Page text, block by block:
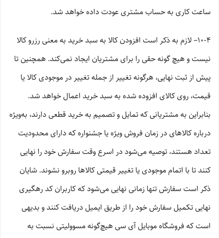
ساعت کاری به حساب مشتری عودت داده خواهد شد.
10-۴– لازم به ذکر است افزودن کالا به سبد خرید به معنی رزرو کالا
نیست و هیچ گونه حقی را برای مشتریان ایجاد نمی‌کند. همچنین تا
پیش از ثبت نهایی، هرگونه تغییر از جمله تغییر در موجودی کالا یا
قیمت، روی کالای افزوده شده به سبد خرید اعمال خواهد شد.
بنابراین به مشتریانی که تمایل و تصمیم به خرید قطعی دارند، به‌ویژه
درباره کالاهای در زمان فروش ویژه یا جشنواره که دارای محدودیت
تعداد هستند، توصیه می‌شود در اسرع وقت سفارش خود را نهایی
کنند تا با اتمام موجودی یا تغییر قیمتی کالاها روبرو نشوند. شایان
ذکر است سفارش تنها زمانی نهایی می‌شود که کاربران کد رهگیری
نهایی تکمیل سفارش خود را از طریق ایمیل دریافت کنند و بدیهی
است که فروشگاه موبایل آی سی هیچ‌گونه مسوولیتی نسبت به